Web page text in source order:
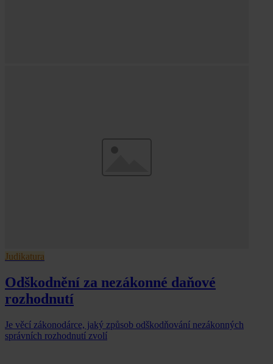
Judikatura
Odškodnění za nezákonné daňové
rozhodnutí
Je věcí zákonodárce, jaký způsob odškodňování nezákonných
správních rozhodnutí zvolí